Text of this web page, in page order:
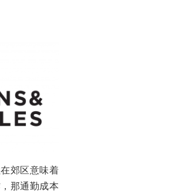
郊区意味着
那通勤成本